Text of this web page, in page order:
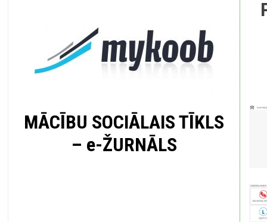
MĀCĪBU SOCIĀLAIS TĪKLS
– e-ŽURNĀLS